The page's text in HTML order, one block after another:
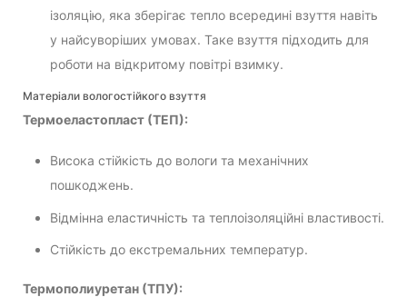
ізоляцію, яка зберігає тепло всередині взуття навіть
у найсуворіших умовах. Таке взуття підходить для
роботи на відкритому повітрі взимку.
Матеріали вологостійкого взуття
Термоеластопласт (ТЕП):
Висока стійкість до вологи та механічних
пошкоджень.
Відмінна еластичність та теплоізоляційні властивості.
Стійкість до екстремальних температур.
Термополиуретан (ТПУ):